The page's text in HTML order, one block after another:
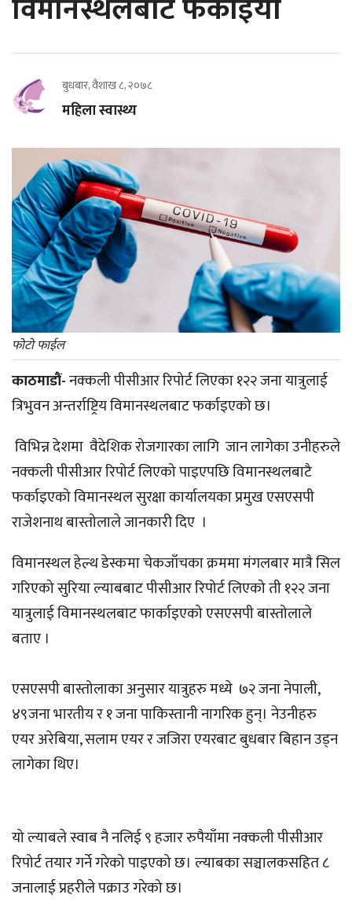
विमानस्थलबाट फर्काइयो
बुधबार, वैशाख ८, २०७८
महिला स्वास्थ्य
फोटो फाईल
काठमाडौं-नक्कली पीसीआर रिपोर्ट लिएका १२२ जना यात्रुलाई
त्रिभुवन अन्तर्राष्ट्रिय विमानस्थलबाट फर्काइएको छ।
विभिन्न देशमा वैदेशिक रोजगारका लागि जान लागेका उनीहरुले
नक्कली पीसीआर रिपोर्ट लिएको पाइएपछि विमानस्थलबाटै
फर्काइएको विमानस्थल सुरक्षा कार्यालयका प्रमुख एसएसपी
राजेशनाथ बास्तोलाले जानकारी दिए ।
विमानस्थल हेल्थ डेस्कमा चेकजाँचका क्रममा मंगलबार मात्रै सिल
गरिएको सुरिया ल्याबबाट पीसीआर रिपोर्ट लिएको ती १२२ जना
यात्रुलाई विमानस्थलबाट फार्काइएको एसएसपी बास्तोलाले
बताए ।
एसएसपी बास्तोलाका अनुसार यात्रुहरु मध्ये ७२ जना नेपाली,
४९जना भारतीय र १ जना पाकिस्तानी नागरिक हुन्। नेउनीहरु
एयर अरेबिया, सलाम एयर र जजिरा एयरबाट बुधबार बिहान उड्न
लागेका थिए।
यो ल्याबले स्वाब नै नलिई ९ हजार रुपैयाँमा नक्कली पीसीआर
रिपोर्ट तयार गर्ने गरेको पाइएको छ। ल्याबका सञ्चालकसहित ८
जनालाई प्रहरीले पक्राउ गरेको छ।